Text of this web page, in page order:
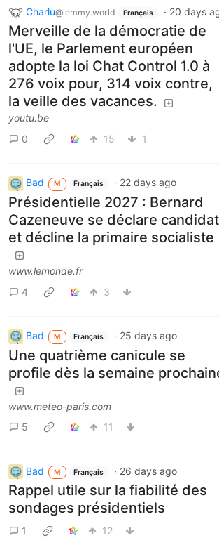
Charlu@lemmy.world Français · 20 days
Merveille de la démocratie de
l'UE, le Parlement européen
adopte la loi Chat Control 1.0 à
276 voix pour, 314 voix contre,
la veille des vacances.
youtu.be
0
15 1
Bad M Français · 22 days ago
Présidentielle 2027 : Bernard
Cazeneuve se déclare
et décline la primaire socialiste
www.lemonde.fr
4
3
Bad M Français · 25 days ago
Une quatrième canicule se
profile dès la semaine
www.meteo-paris.com
5
11
Bad M Français · 26 days ago
Rappel utile sur la fiabilité des
sondages présidentiels
1 12